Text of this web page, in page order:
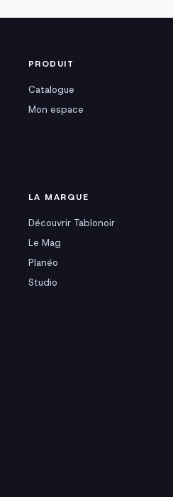
PRODUIT
Catalogue
Mon espace
LA MARQUE
Découvrir Tablonoir
Le Mag
Planéo
Studio